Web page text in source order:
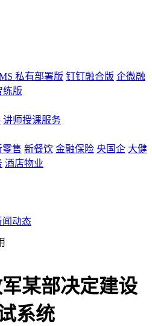
私有部署版 钉钉融合版 企微融
练版
讲师授课服务
零售 新餐饮 金融保险 央国企 大健
酒店物业
闻动态
某部决定建设
系统